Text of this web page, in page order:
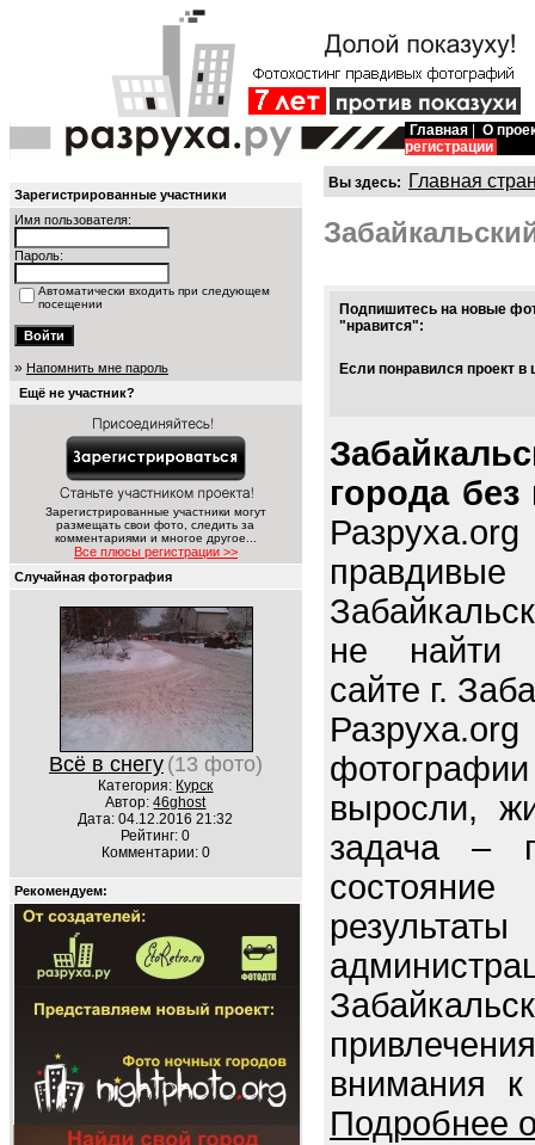
Главная
О
регистрации
Зарегистрированные участники
Имя пользователя:
Пароль:
Автоматически входить при следующем
посещении
» Напомнить мне пароль
Ещё не участник?
Зарегистрированные участники могут
размещать свои фото, следить за
комментариями и многое другое...
Все плюсы регистрации >>
Случайная фотография
Всё в снегу (13 фото)
Категория: Курск
Автор:46ghost
Дата: 04.12.2016 21:32
Рейтинг: 0
Комментарии: 0
Рекомендуем:
Вы здесь: Главная
Подпишитесь на новые
"нравится":
Если понравился проект
города
не найти
сайте г.
выросли,
задача –
состояние
внимания
Подробнее